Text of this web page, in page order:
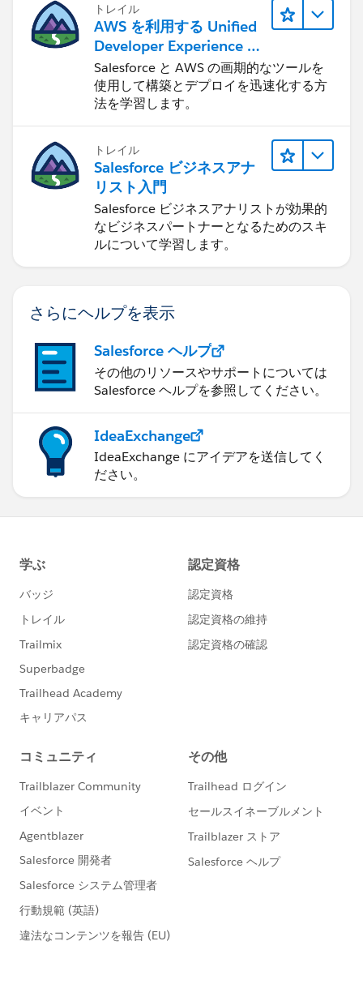
トレイル
AWS を利用する Unified
Developer Experience に
ついて学ぶ
Salesforce と AWS の画期的なツールを
使用して構築とデプロイを迅速化する方
法を学習します。
トレイル
Salesforce ビジネスアナ
リスト入門
Salesforce ビジネスアナリストが効果的
なビジネスパートナーとなるためのスキ
ルについて学習します。
さらにヘルプを表示
Salesforce ヘルプ
その他のリソースやサポートについては
Salesforce ヘルプを参照してください。
IdeaExchange
IdeaExchange にアイデアを送信してく
ださい。